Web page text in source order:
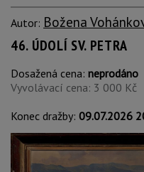
Autor: Božena
46. ÚDOLÍ SV. PETRA
Dosažená cena: neprodáno
Vyvolávací cena: 3 000 Kč
Konec dražby: 09.07.2026